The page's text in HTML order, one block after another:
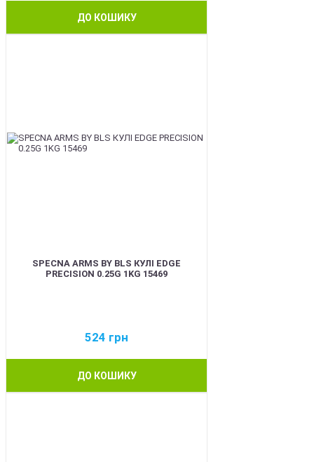
ДО КОШИКУ
SPECNA ARMS BY BLS КУЛІ EDGE
PRECISION 0.25G 1KG 15469
524 грн
ДО КОШИКУ